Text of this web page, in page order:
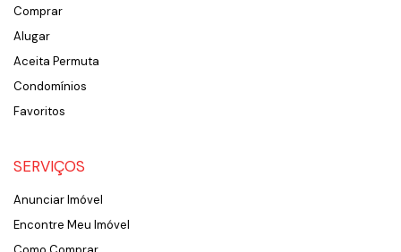
Comprar
Alugar
Aceita Permuta
Condomínios
Favoritos
SERVIÇOS
Anunciar Imóvel
Encontre Meu Imóvel